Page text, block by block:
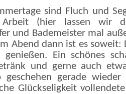
sind Fluch und
(hier lassen wir
und Bademeister mal
Abend dann ist es soweit:
genießen. Ein schönes
und gerne auch
geschehen gerade
Glückseligkeit